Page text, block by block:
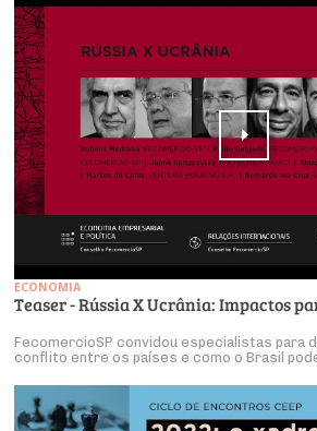
ECONOMIA
Teaser - Rússia X Ucrânia: Impactos
FecomercioSP convidou especialistas para
conflito entre os países e como o Brasil